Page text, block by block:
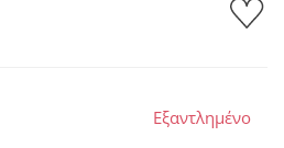
Εξαντλημένο